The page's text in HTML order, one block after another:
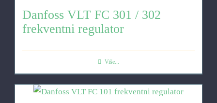
Danfoss VLT FC 301 / 302
frekventni regulator
Više...